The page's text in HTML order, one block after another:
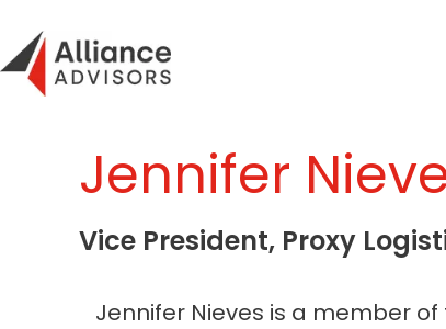
content
Jennifer
Vice President, Proxy
Jennifer Nieves is a member